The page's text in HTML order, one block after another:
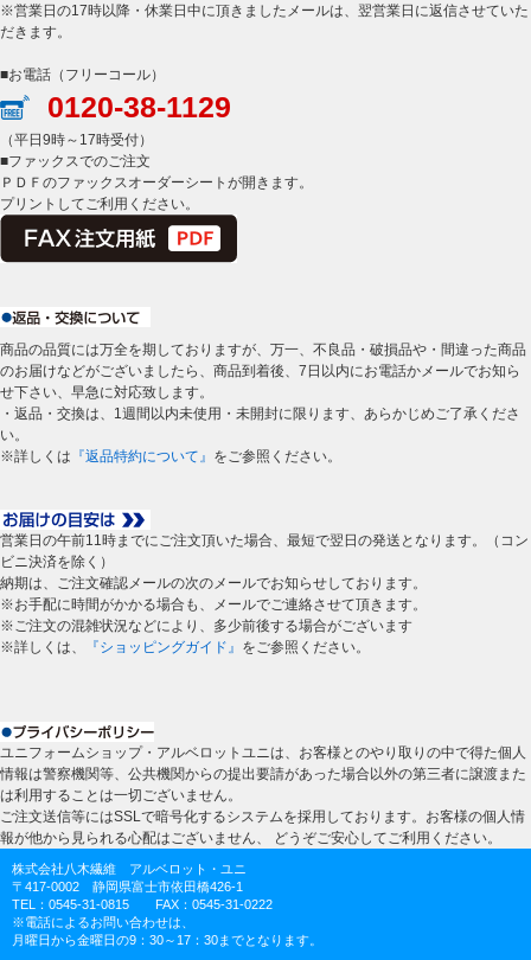
※営業日の17時以降・休業日中に頂きましたメールは、翌営業日に返信させていた
だきます。
■お電話（フリーコール）
0120-38-1129
（平日9時～17時受付）
■ファックスでのご注文
ＰＤＦのファックスオーダーシートが開きます。
プリントしてご利用ください。
商品の品質には万全を期しておりますが、万一、不良品・破損品や・間違った商品
のお届けなどがございましたら、商品到着後、7日以内にお電話かメールでお知ら
せ下さい、早急に対応致します。
・返品・交換は、1週間以内未使用・未開封に限ります、あらかじめご了承くださ
い。
※詳しくは 『返品特約について』 をご参照ください。
営業日の午前11時までにご注文頂いた場合、最短で翌日の発送となります。（コン
ビニ決済を除く）
納期は、ご注文確認メールの次のメールでお知らせしております。
※お手配に時間がかかる場合も、メールでご連絡させて頂きます。
※ご注文の混雑状況などにより、多少前後する場合がございます
※詳しくは、
『ショッピングガイド』 をご参照ください。
ユニフォームショップ・アルベロットユニは、お客様とのやり取りの中で得た個人
情報は警察機関等、公共機関からの提出要請があった場合以外の第三者に譲渡また
は利用することは一切ございません。
ご注文送信等にはSSLで暗号化するシステムを採用しております。お客様の個人情
報が他から見られる心配はございません、 どうぞご安心してご利用ください。
株式会社八木繊維 アルベロット・ユニ
〒417-0002 静岡県富士市依田橋426-1
TEL：0545-31-0815 FAX：0545-31-0222
※電話によるお問い合わせは、
月曜日から金曜日の9：30～17：30までとなります。